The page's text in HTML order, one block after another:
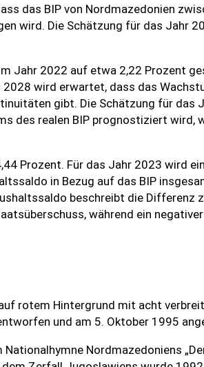
das BIP von Nordmazedonien
wird. Die Schätzung für das Jahr
Jahr 2022 auf etwa 2,22 Prozent
wird erwartet, dass das
gibt. Die Schätzung für das
des realen BIP prognostiziert wird,
Prozent. Für das Jahr 2023 wird
in Bezug auf das BIP
beschreibt die Differenz
während ein
rotem Hintergrund mit acht
und am 5. Oktober 1995
Nordmazedoniens